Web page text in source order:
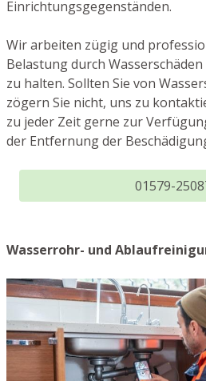
Einrichtungsgegenständen.
Wir arbeiten zügig und
Belastung durch
zu halten. Sollten Sie von
zögern Sie nicht, uns zu
zu jeder Zeit gerne zur
der Entfernung der
01579-
Wasserrohr- und